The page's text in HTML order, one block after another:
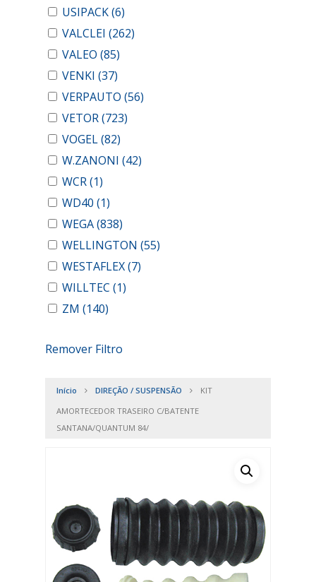
USIPACK(6)
VALCLEI (262)
VALEO (85)
VENKI (37)
VERPAUTO (56)
VETOR(723)
VOGEL(82)
W.ZANONI (42)
WCR(1)
WD40 (1)
WEGA(838)
WELLINGTON (55)
WESTAFLEX(7)
WILLTEC (1)
ZM (140)
Remover Filtro
Início DIREÇÃO / SUSPENSÃO
KIT
AMORTECEDOR TRASEIRO C/BATENTE
SANTANA/QUANTUM 84/